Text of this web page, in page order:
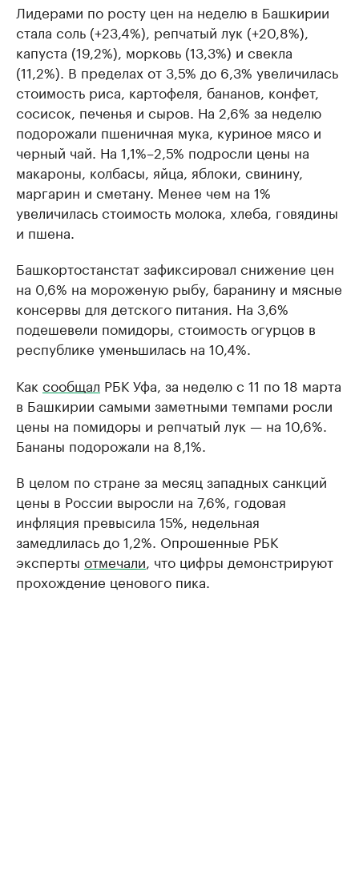
Лидерами по росту цен на неделю в Башкирии
стала соль (+23,4%), репчатый лук (+20,8%),
капуста (19,2%), морковь (13,3%) и свекла
(11,2%). В пределах от 3,5% до 6,3% увеличилась
стоимость риса, картофеля, бананов, конфет,
сосисок, печенья и сыров. На 2,6% за неделю
подорожали пшеничная мука, куриное мясо и
черный чай. На 1,1%–2,5% подросли цены на
макароны, колбасы, яйца, яблоки, свинину,
маргарин и сметану. Менее чем на 1%
увеличилась стоимость молока, хлеба, говядины
и пшена.
Башкортостанстат зафиксировал снижение цен
на 0,6% на мороженую рыбу, баранину и мясные
консервы для детского питания. На 3,6%
подешевели помидоры, стоимость огурцов в
республике уменьшилась на 10,4%.
Как сообщал РБК Уфа, за неделю с 11 по 18 марта
в Башкирии самыми заметными темпами росли
цены на помидоры и репчатый лук — на 10,6%.
Бананы подорожали на 8,1%.
В целом по стране за месяц западных санкций
цены в России выросли на 7,6%, годовая
инфляция превысила 15%, недельная
замедлилась до 1,2%. Опрошенные РБК
эксперты отмечали, что цифры демонстрируют
прохождение ценового пика.